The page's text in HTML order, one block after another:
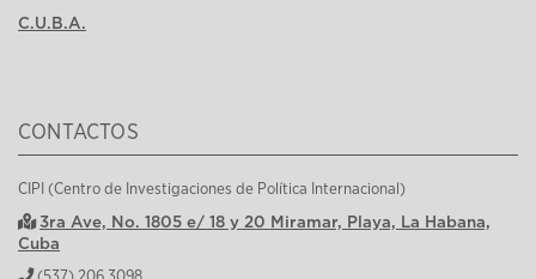
C.U.B.A.
CONTACTOS
CIPI (Centro de Investigaciones de Política Internacional)
3ra Ave, No. 1805 e/ 18 y 20 Miramar, Playa, La Habana,
Cuba